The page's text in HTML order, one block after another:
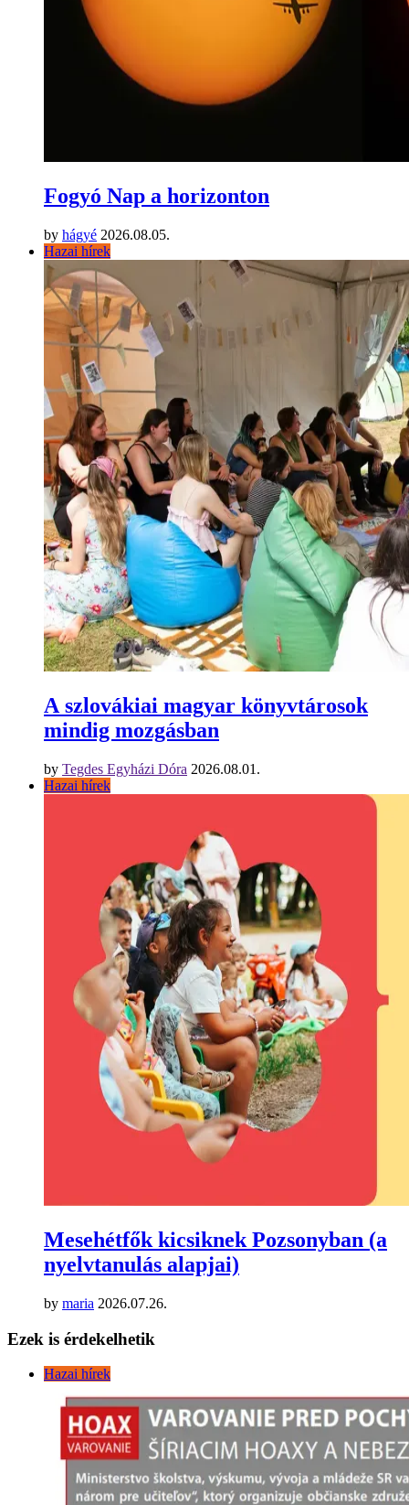
Fogyó Nap a horizonton
by hágyé 2026.08.05.
Hazai hírek
A szlovákiai magyar könyvtárosok
mindig mozgásban
by Tegdes Egyházi Dóra 2026.08.01.
Hazai hírek
Mesehétfők kicsiknek Pozsonyban (a
nyelvtanulás alapjai)
by maria 2026.07.26.
Ezek is érdekelhetik
Hazai hírek